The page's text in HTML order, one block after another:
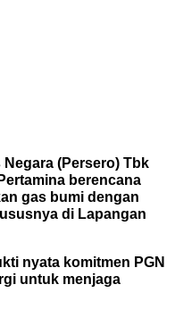
(Persero) Tbk
berencana
gas bumi dengan
di Lapangan
nyata komitmen PGN
untuk menjaga